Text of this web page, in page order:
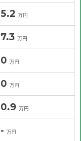
5.2 万円
7.3 万円
0 万円
0 万円
0.9 万円
- 万円